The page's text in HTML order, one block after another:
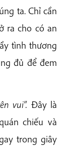
ta. Chỉ cần
ra cho có an
tình thương
đủ để đem
vui”. Đây là
chiếu và
trong giây